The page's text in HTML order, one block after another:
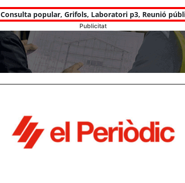
Consulta popular, Grifols, Laboratori p3, Reunió
Publicitat